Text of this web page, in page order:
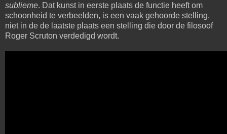
sublieme. Dat kunst in eerste plaats de functie heeft om
schoonheid te verbeelden, is een vaak gehoorde stelling,
niet in de de laatste plaats een stelling die door de filosoof
Roger Scruton verdedigd wordt.